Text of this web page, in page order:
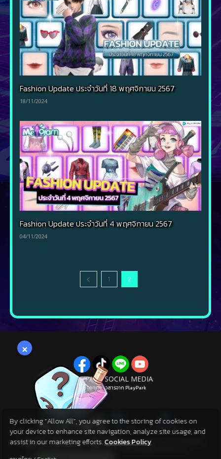
Fashion Update ประจำวันที่ 18 พฤศจิกายน 2567
18/11/2024
Fashion Update ประจำวันที่ 4 พฤศจิกายน 2567
04/11/2024
1 2
PLAYPARK SOCIAL MEDIA
ไม่พลาดทุกข่าวสารจาก PlayPark
Copyright 2024 Sanyi Network Technology Group Co.,Ltd. All Rights
By clicking “Allow All”, you agree to the storing of cookies on
your device to enhance site navigation, analyze site usage, and
assist in our marketing efforts.Cookies Policy
×